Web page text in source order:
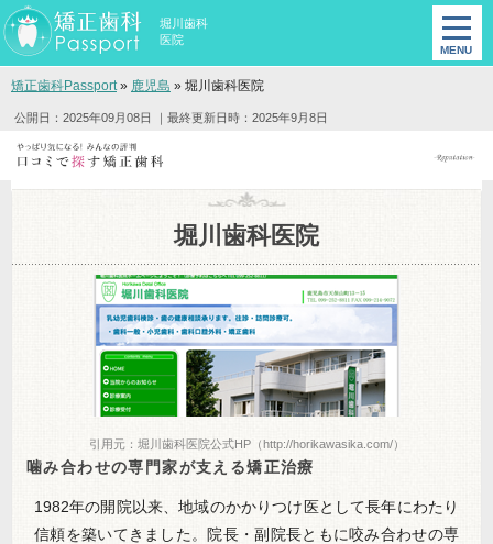
堀川歯科
医院
矯正歯科Passport» 鹿児島 » 堀川歯科医院
公開日：2025年09月08日 ｜最終更新日時：2025年9月8日
堀川歯科医院
引用元：堀川歯科医院公式HP（http://horikawasika.com/）
噛み合わせの専門家が支える矯正治療
1982年の開院以来、地域のかかりつけ医として長年にわたり
信頼を築いてきました。院長・副院長ともに咬み合わせの専